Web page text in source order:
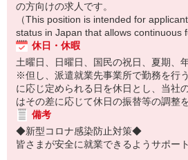
の方向けの求人です。
（This position is intended for
status in Japan that allows continuous
休日・休暇
土曜日、日曜日、国民の祝日、夏期、
※但し、派遣就業先事業所で勤務を行
に応じ定められる日を休日とし、当社
はその差に応じて休日の振替等の調整
備考
◆新型コロナ感染防止対策◆
皆さまが安全に就業できるようサポー